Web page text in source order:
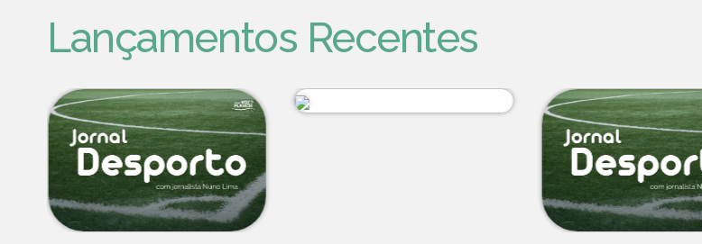
Lançamentos Recentes